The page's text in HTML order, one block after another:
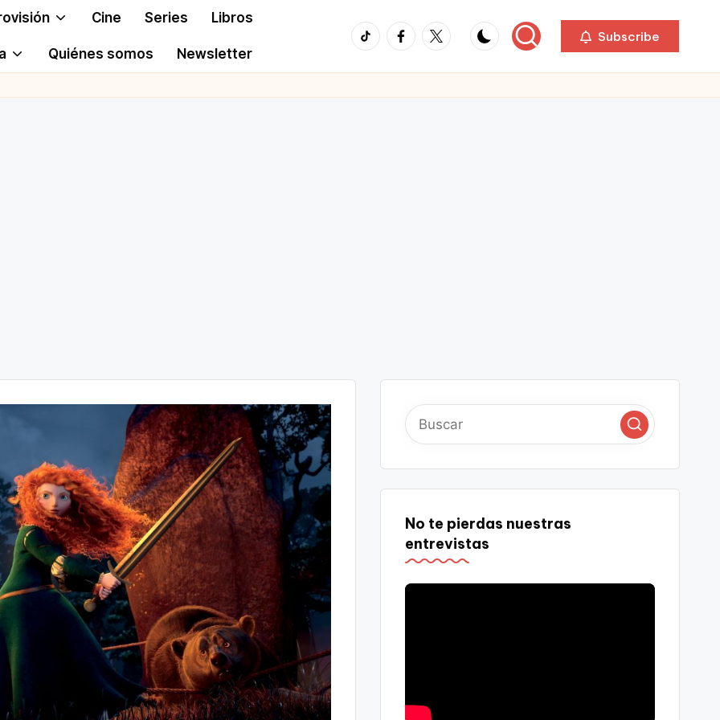
Cine Series Libros
Quiénes somos Newsletter
TikTokFacebook
Twitter Subscribe
No te pierdas nuestras
entrevistas